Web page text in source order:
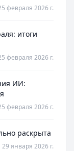
февраля 2026 г.
итоги
февраля 2026 г.
ИИ:
февраля 2026 г.
раскрыта
29 января 2026 г.